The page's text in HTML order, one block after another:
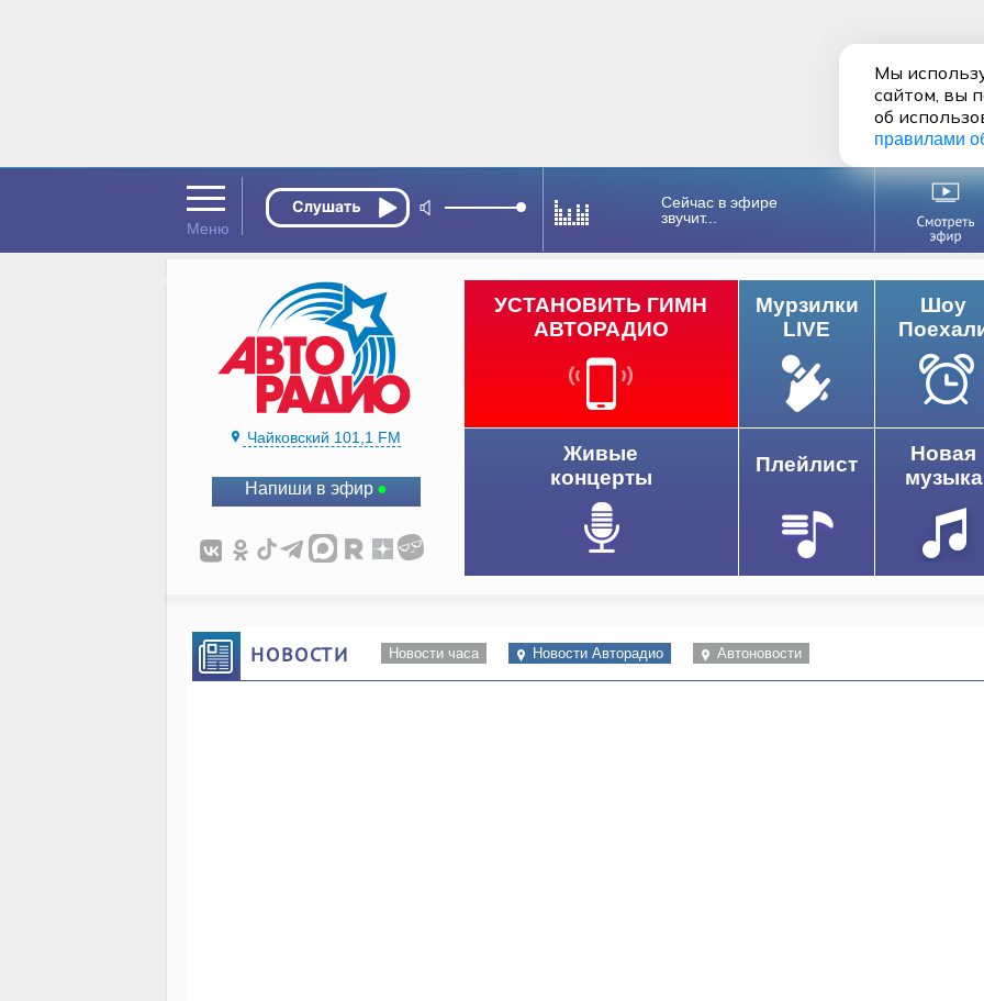
Сейчас в эфире
звучит...
Чайковский 101,1 FM
Напиши в эфир
УСТАНОВИТЬ ГИМН
АВТОРАДИО
Мурзилки
LIVE
Шоу
Живые
концерты
Плейлист
Новая
музыка
НОВОСТИ Новости часа Новости Авторадио Автоновости
Мы
сайтом, вы
об
правилами